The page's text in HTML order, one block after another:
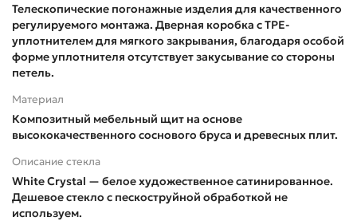
Телескопические погонажные изделия для качественного
регулируемого монтажа. Дверная коробка с TPE-
уплотнителем для мягкого закрывания, благодаря особой
форме уплотнителя отсутствует закусывание со стороны
петель.
Материал
Композитный мебельный щит на основе
высококачественного соснового бруса и древесных плит.
Описание стекла
White Сrystal — белое художественное сатинированное.
Дешевое стекло с пескоструйной обработкой не
используем.